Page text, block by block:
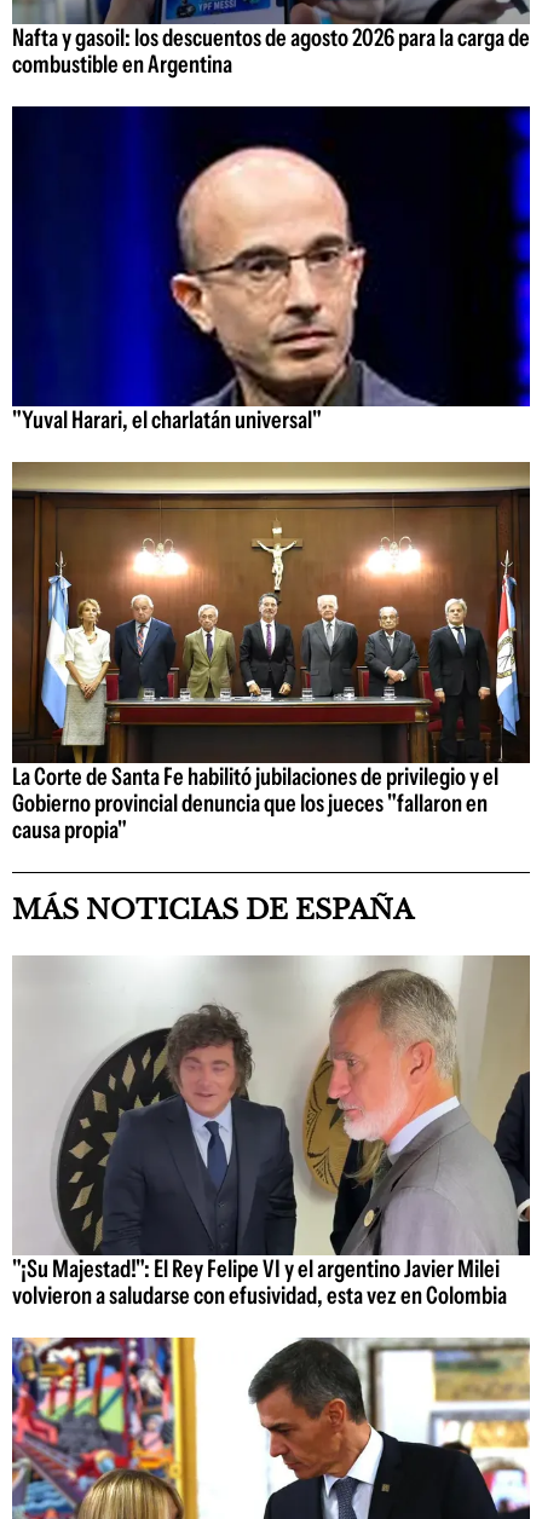
Nafta y gasoil: los descuentos de agosto 2026 para la carga de
combustible en Argentina
"Yuval Harari, el charlatán universal"
La Corte de Santa Fe habilitó jubilaciones de privilegio y el
Gobierno provincial denuncia que los jueces "fallaron en
causa propia"
MÁS NOTICIAS DE ESPAÑA
"¡Su Majestad!": El Rey Felipe VI y el argentino Javier Milei
volvieron a saludarse con efusividad, esta vez en Colombia